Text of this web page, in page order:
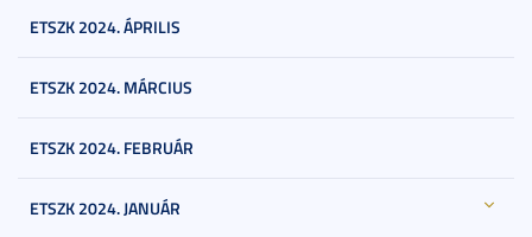
ETSZK 2024. ÁPRILIS
ETSZK 2024. MÁRCIUS
ETSZK 2024. FEBRUÁR
ETSZK 2024. JANUÁR